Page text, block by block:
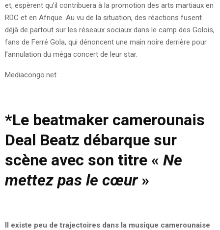
et, espèrent qu’il contribuera à la promotion des arts martiaux en
RDC et en Afrique. Au vu de la situation, des réactions fusent
déjà de partout sur les réseaux sociaux dans le camp des Golois,
fans de Ferré Gola, qui dénoncent une main noire derrière pour
l’annulation du méga concert de leur star.
Mediacongo.net
*Le beatmaker camerounais
Deal Beatz débarque sur
scène avec son titre « Ne
mettez pas le cœur»
Il existe peu de trajectoires dans la musique camerounaise